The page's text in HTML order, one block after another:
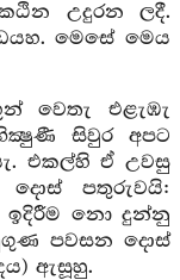
උදුරන ලදී.
මෙසේ මෙය
වෙතැ එළැඹැ
සිවුර අපට
එකල්හි ඒ උවසු
පතුරුවයි:
නො දුන්නු
පවසන දොස්
ඇසූහු.